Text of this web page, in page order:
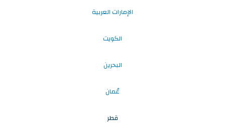
الإمارات العربية
الكويت
البحرين
عُمان
قطر